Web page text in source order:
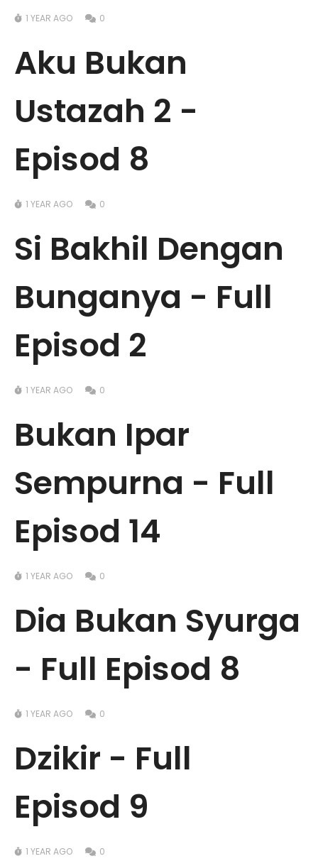
1 YEAR AGO 0
Aku Bukan
Ustazah 2 -
Episod 8
1 YEAR AGO 0
Si Bakhil Dengan
Bunganya - Full
Episod 2
1 YEAR AGO 0
Bukan Ipar
Sempurna - Full
Episod 14
1 YEAR AGO 0
Dia Bukan Syurga
- Full Episod 8
1 YEAR AGO 0
Dzikir - Full
Episod 9
1 YEAR AGO 0